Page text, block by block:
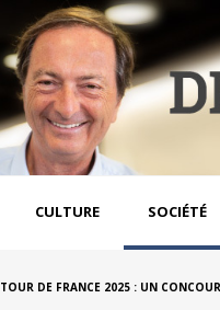
CULTURE SOCIÉTÉ
TOUR DE FRANCE 2025 : UN